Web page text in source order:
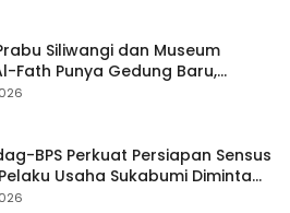
Siliwangi dan Museum
Fath Punya Gedung Baru,
Koleksi Dipisahkan
BPS Perkuat Persiapan Sensus
Usaha Sukabumi Diminta
Data